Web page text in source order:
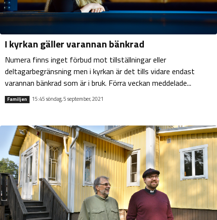
I kyrkan gäller varannan bänkrad
Numera finns inget förbud mot tillställningar eller
deltagarbegränsning men i kyrkan är det tills vidare endast
varannan bänkrad som är i bruk. Förra veckan meddelade...
Familjen 15:45 söndag, 5 september, 2021